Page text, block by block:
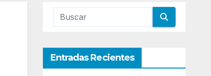
Entradas Recientes